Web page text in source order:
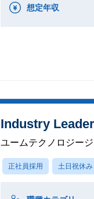
想定年収
Industry Leader
ユームテクノロジー
正社員採用 土日祝休み